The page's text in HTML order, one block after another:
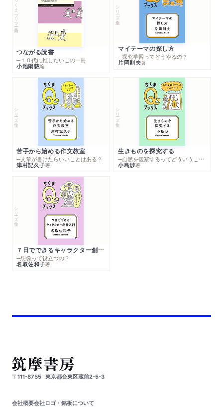
ちくまプリマー新書
つながる読書
─１０代に推したいこの一冊
小池陽慈編
シリーズ・全集
マイテーマの探し方
─探究学習ってどうやるの？
片岡則夫著
シリーズ・全集
苦手から始める作文教室
─文章が書けたらいいことはある？
津村記久子著
シリーズ・全集
生きものを探究する
─自然を観察するってどういうこと？
小島渉著
シリーズ・全集
７日でできるキャラクター創作入門
─想像って役立つの？
名取佐和子著
〒111-8755 東京都台東区蔵前2-5-3
会社概要会社ロゴ・銘板について